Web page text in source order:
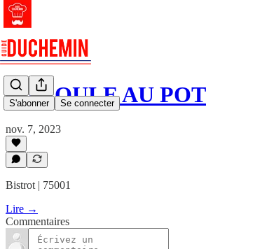
S'abonner Se connecter
LA POULE AU POT
nov. 7, 2023
Bistrot | 75001
Lire →
Commentaires